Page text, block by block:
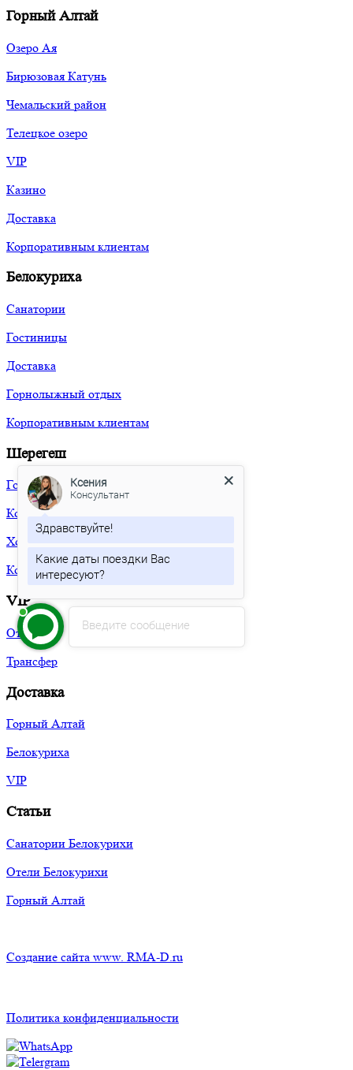
Горный Алтай
Озеро Ая
Бирюзовая Катунь
Чемальский район
Телецкое озеро
VIP
Казино
Доставка
Корпоративным клиентам
Белокуриха
Санатории
Гостиницы
Доставка
Горнолыжный отдых
Корпоративным клиентам
Шерегеш
Гостиницы
Коттеджи
Хостелы
Корпоративным клиентам
VIP
Отели
Трансфер
Доставка
Горный Алтай
Белокуриха
VIP
Статьи
Санатории Белокурихи
Отели Белокурихи
Горный Алтай
Создание сайта www. RMA-D.ru
Политика конфиденциальности
Введите сообщение
Ксения
Консультант
Здравствуйте!
Какие даты поездки Вас
интересуют?